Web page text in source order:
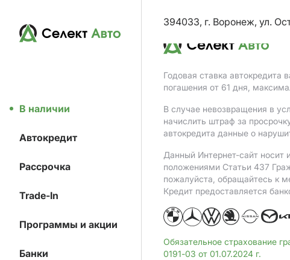
В наличии
Автокредит
Рассрочка
Trade-In
Программы и акции
Банки
394033, г. Воронеж, ул.
Годовая ставка автокредита
погашения от 61 дня,
В случае невозвращения в
начислить штраф за
автокредита данные о
Данный Интернет-сайт носит
положениями Статьи 437
пожалуйста, обращайтесь к
Кредит предоставляется
Обязательное страхование
0191-03 от 01.07.2024 г.